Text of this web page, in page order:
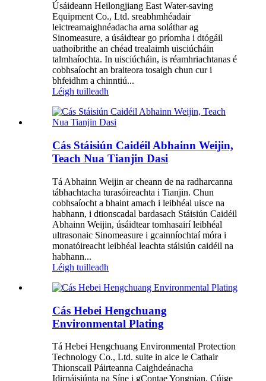
Úsáideann Heilongjiang East Water-saving
Equipment Co., Ltd. sreabhmhéadair
leictreamaighnéadacha arna soláthar ag
Sinomeasure, a úsáidtear go príomha i dtógáil
uathoibrithe an chéad trealaimh uisciúcháin
talmhaíochta. In uisciúcháin, is réamhriachtanas é
cobhsaíocht an braiteora tosaigh chun cur i
bhfeidhm a chinntiú...
Léigh tuilleadh
Cás Stáisiún Caidéil Abhainn Weijin,
Teach Nua Tianjin Dasi
Tá Abhainn Weijin ar cheann de na radharcanna
tábhachtacha turasóireachta i Tianjin. Chun
cobhsaíocht a bhaint amach i leibhéal uisce na
habhann, i dtionscadal bardasach Stáisiún Caidéil
Abhainn Weijin, úsáidtear tomhasairí leibhéal
ultrasonaic Sinomeasure i gcainníochtaí móra i
monatóireacht leibhéal leachta stáisiún caidéil na
habhann...
Léigh tuilleadh
Cás Hebei Hengchuang
Environmental Plating
Tá Hebei Hengchuang Environmental Protection
Technology Co., Ltd. suite in aice le Cathair
Thionscail Páirteanna Caighdeánacha
Idirnáisiúnta na Síne i gContae Yongnian, Cúige